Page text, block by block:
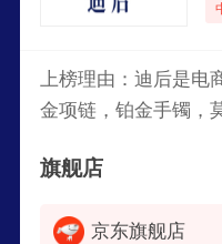
上榜理由：迪后是电
金项链，铂金手镯，
旗舰店
京东旗舰店